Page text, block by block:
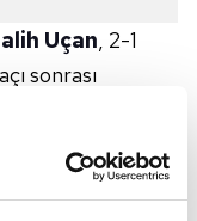
Uçan, 2-1
sonrası
düşünmüyorum!